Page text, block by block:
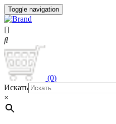
Toggle navigation
(0)
Искать
×